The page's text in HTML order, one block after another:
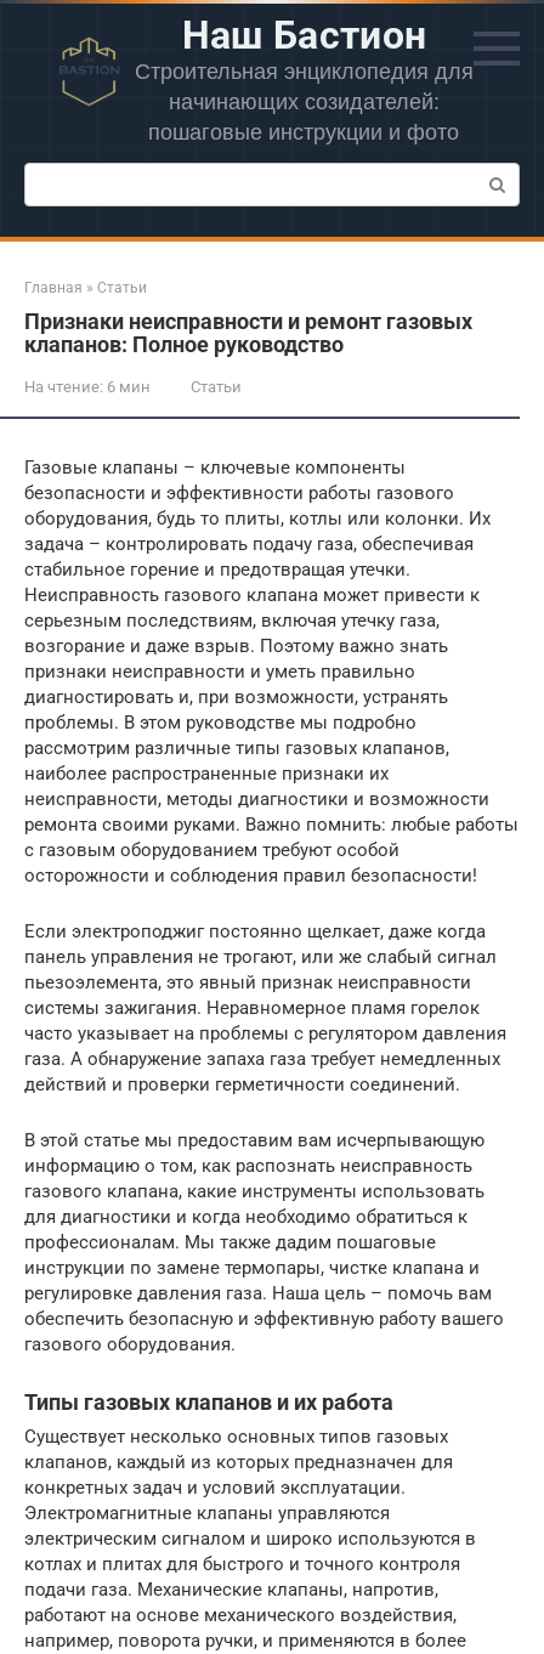
Перейти
контенту
Наш Бастион
Строительная энциклопедия для
начинающих созидателей:
пошаговые инструкции и фото
Поиск:
Главная » Статьи
Признаки неисправности и ремонт газовых
клапанов: Полное руководство
На чтение: 6 мин Статьи
Газовые клапаны – ключевые компоненты
безопасности и эффективности работы газового
оборудования, будь то плиты, котлы или колонки. Их
задача – контролировать подачу газа, обеспечивая
стабильное горение и предотвращая утечки.
Неисправность газового клапана может привести к
серьезным последствиям, включая утечку газа,
возгорание и даже взрыв. Поэтому важно знать
признаки неисправности и уметь правильно
диагностировать и, при возможности, устранять
проблемы. В этом руководстве мы подробно
рассмотрим различные типы газовых клапанов,
наиболее распространенные признаки их
неисправности, методы диагностики и возможности
ремонта своими руками. Важно помнить: любые работы
с газовым оборудованием требуют особой
осторожности и соблюдения правил безопасности!
Если электроподжиг постоянно щелкает, даже когда
панель управления не трогают, или же слабый сигнал
пьезоэлемента, это явный признак неисправности
системы зажигания. Неравномерное пламя горелок
часто указывает на проблемы с регулятором давления
газа. А обнаружение запаха газа требует немедленных
действий и проверки герметичности соединений.
В этой статье мы предоставим вам исчерпывающую
информацию о том, как распознать неисправность
газового клапана, какие инструменты использовать
для диагностики и когда необходимо обратиться к
профессионалам. Мы также дадим пошаговые
инструкции по замене термопары, чистке клапана и
регулировке давления газа. Наша цель – помочь вам
обеспечить безопасную и эффективную работу вашего
газового оборудования.
Типы газовых клапанов и их работа
Существует несколько основных типов газовых
клапанов, каждый из которых предназначен для
конкретных задач и условий эксплуатации.
Электромагнитные клапаны управляются
электрическим сигналом и широко используются в
котлах и плитах для быстрого и точного контроля
подачи газа. Механические клапаны, напротив,
работают на основе механического воздействия,
например, поворота ручки, и применяются в более